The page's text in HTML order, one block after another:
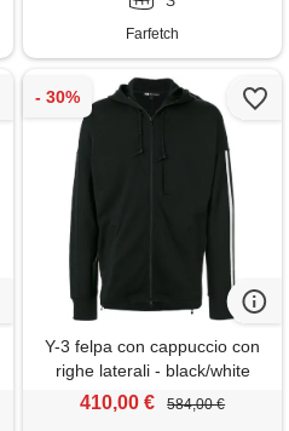
Farfetch
Y-3 felpa con cappuccio con
righe laterali - black/white
410,00 € 584,00 €